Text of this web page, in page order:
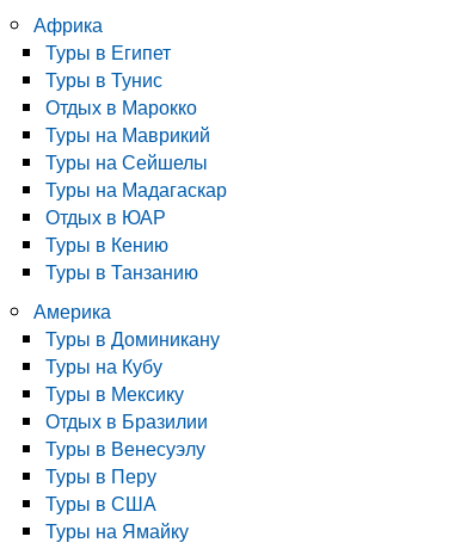
Африка
Туры в Египет
Туры в Тунис
Отдых в Марокко
Туры на Маврикий
Туры на Сейшелы
Туры на Мадагаскар
Отдых в ЮАР
Туры в Кению
Туры в Танзанию
Америка
Туры в Доминикану
Туры на Кубу
Туры в Мексику
Отдых в Бразилии
Туры в Венесуэлу
Туры в Перу
Туры в США
Туры на Ямайку